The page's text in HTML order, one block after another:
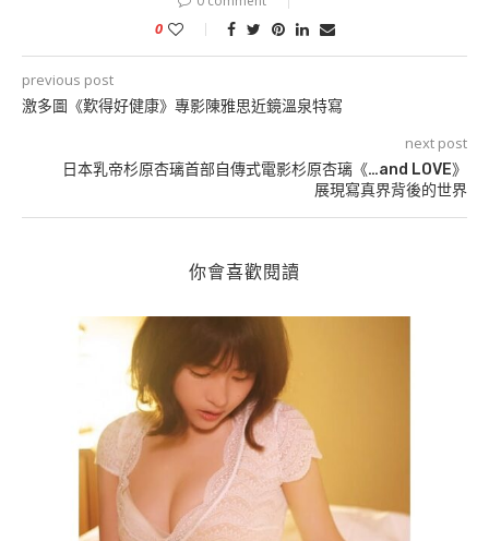
0
previous post
激多圖《歎得好健康》專影陳雅思近鏡溫泉特寫
next post
日本乳帝杉原杏璃首部自傳式電影杉原杏璃《…and LOVE》
展現寫真界背後的世界
你會喜歡閱讀